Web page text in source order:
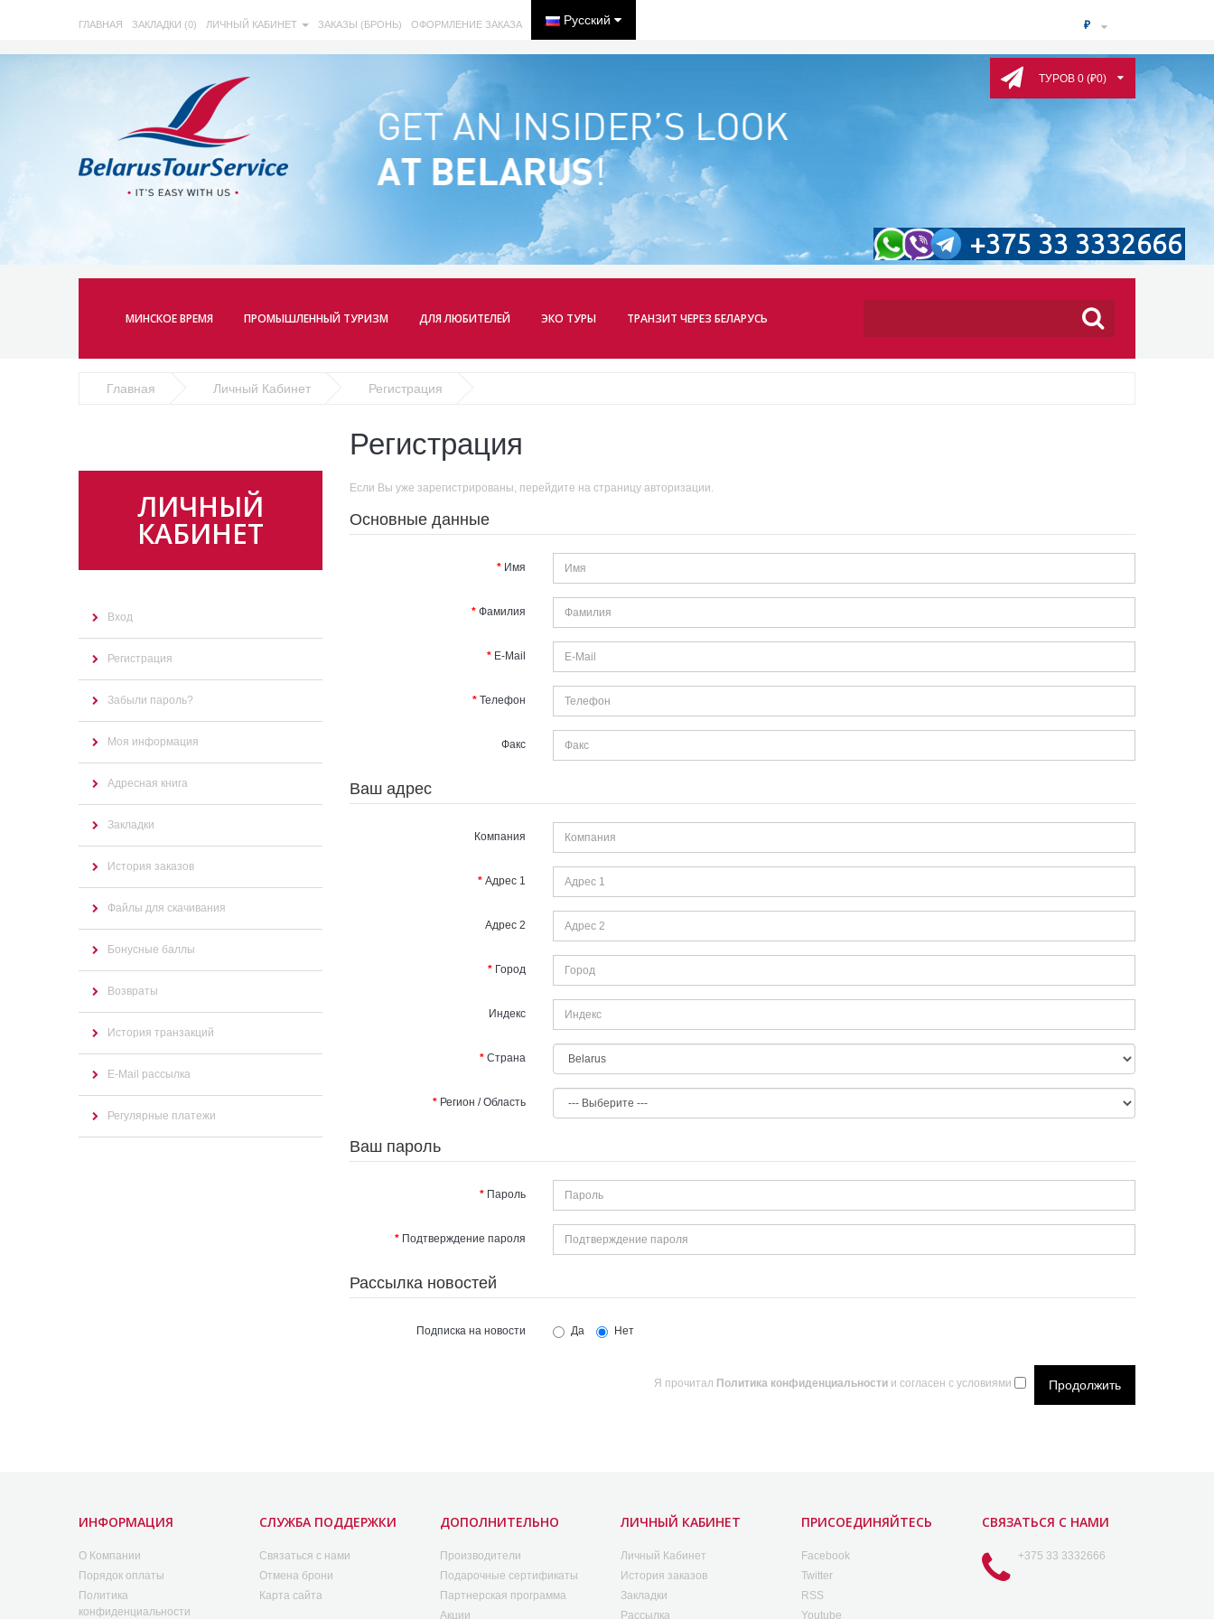
ГЛАВНАЯ ЗАКЛАДКИ (0) ЛИЧНЫЙ КАБИНЕТ ЗАКАЗЫ (БРОНЬ) ОФОРМЛЕНИЕ ЗАКАЗА Русский ₽
ТУРОВ 0 (₽0)
+375 33 3332666
МИНСКОЕ ВРЕМЯ ПРОМЫШЛЕННЫЙ ТУРИЗМ ДЛЯ ЛЮБИТЕЛЕЙ ЭКО ТУРЫ ТРАНЗИТ ЧЕРЕЗ БЕЛАРУСЬ
Главная Личный Кабинет Регистрация
ЛИЧНЫЙ
КАБИНЕТ
Вход
Регистрация
Забыли пароль?
Моя информация
Адресная книга
Закладки
История заказов
Файлы для скачивания
Бонусные баллы
Возвраты
История транзакций
E-Mail рассылка
Регулярные платежи
Регистрация
Если Вы уже зарегистрированы, перейдите на страницу авторизации.
Основные данные
Имя
Фамилия
E-Mail
Телефон
Факс
Ваш адрес
Компания
Адрес 1
Адрес 2
Город
Индекс
Страна
Регион / Область
Ваш пароль
Пароль
Подтверждение пароля
Рассылка новостей
Подписка на новости Да Нет
Я прочитал Политика конфиденциальности и согласен с условиями
ИНФОРМАЦИЯ
O Компании
Порядок оплаты
Политика
конфиденциальности
СЛУЖБА ПОДДЕРЖКИ
Связаться с нами
Отмена брони
Карта сайта
ДОПОЛНИТЕЛЬНО
Производители
Подарочные сертификаты
Партнерская программа
Акции
ЛИЧНЫЙ КАБИНЕТ
Личный Кабинет
История заказов
Закладки
Рассылка
ПРИСОЕДИНЯЙТЕСЬ
Facebook
Twitter
RSS
Youtube
СВЯЗАТЬСЯ С НАМИ
+375 33 3332666